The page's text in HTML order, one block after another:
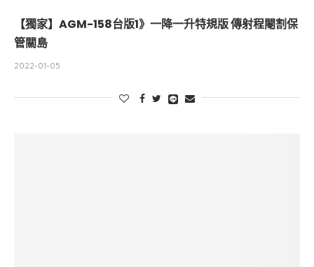
【獨家】AGM-158台版1》一降一升特規版 傳射程閹割保
管關島
2022-01-05